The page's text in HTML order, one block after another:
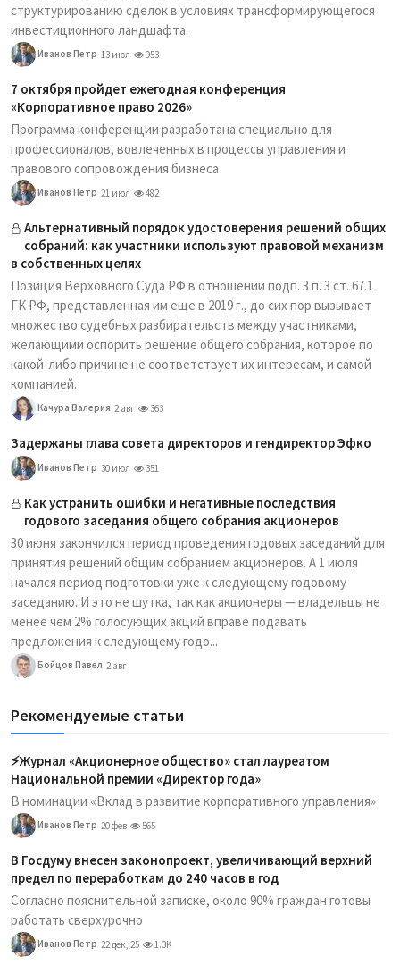
структурированию сделок в условиях трансформирующегося
инвестиционного ландшафта.
Иванов Петр 13 июл 953
7 октября пройдет ежегодная конференция
«Корпоративное право 2026»
Программа конференции разработана специально для
профессионалов, вовлеченных в процессы управления и
правового сопровождения бизнеса
Иванов Петр 21 июл 482
Альтернативный порядок удостоверения решений общих
собраний: как участники используют правовой механизм
в собственных целях
Позиция Верховного Суда РФ в отношении подп. 3 п. 3 ст. 67.1
ГК РФ, представленная им еще в 2019 г., до сих пор вызывает
множество судебных разбирательств между участниками,
желающими оспорить решение общего собрания, которое по
какой-либо причине не соответствует их интересам, и самой
компанией.
Качура Валерия 2 авг 363
Задержаны глава совета директоров и гендиректор Эфко
Иванов Петр 30 июл 351
Как устранить ошибки и негативные последствия
годового заседания общего собрания акционеров
30 июня закончился период проведения годовых заседаний для
принятия решений общим собранием акционеров. А 1 июля
начался период подготовки уже к следующему годовому
заседанию. И это не шутка, так как акционеры — владельцы не
менее чем 2% голосующих акций вправе подавать
предложения к следующему годо...
Бойцов Павел 2 авг
Рекомендуемые статьи
⚡️Журнал «Акционерное общество» стал лауреатом
Национальной премии «Директор года»
В номинации «Вклад в развитие корпоративного управления»
Иванов Петр 20 фев 565
В Госдуму внесен законопроект, увеличивающий верхний
предел по переработкам до 240 часов в год
Согласно пояснительной записке, около 90% граждан готовы
работать сверхурочно
Иванов Петр 22 дек, 25 1.3K